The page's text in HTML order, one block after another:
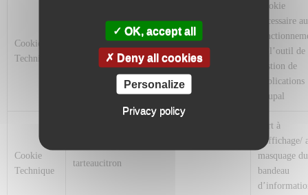
Cookie
Technique
Cookie
nécessaire au
de l’outil de
gestion de
publications
Drupal
Cookie
Technique
tarteaucitron
Sert à
l’affichage/
masquage du
bandeau
OK, accept all
Deny all cookies
Personalize
Privacy policy